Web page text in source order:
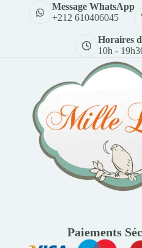
Message WhatsApp
+212 610406045
Horaires
10h -
Paiements